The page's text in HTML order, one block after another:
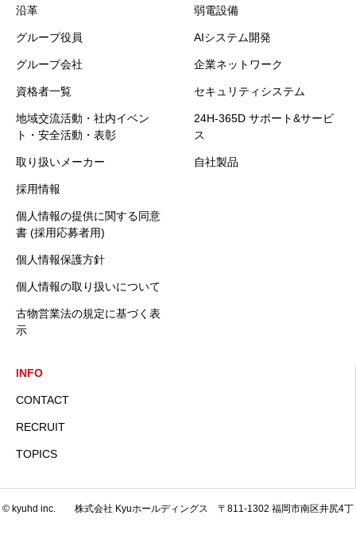
沿革
グループ役員
グループ会社
資格者一覧
地域交流活動・社内イベン
ト・安全活動・表彰
取り扱いメーカー
採用情報
個人情報の提供に関する同意
書 (採用応募者用)
個人情報保護方針
個人情報の取り扱いについて
古物営業法の規定に基づく表
示
弱電設備
AIシステム開発
企業ネットワーク
セキュリティシステム
24H-365D サポート&サービ
ス
自社製品
INFO
CONTACT
RECRUIT
TOPICS
© kyuhd inc. 株式会社 Kyuホールディングス 〒811-1302 福岡市南区井尻4丁